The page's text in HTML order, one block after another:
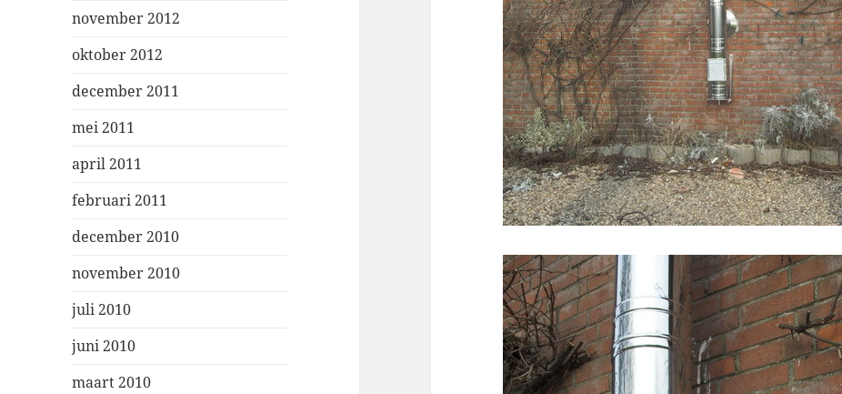
november 2012
oktober 2012
december 2011
mei 2011
april 2011
februari 2011
december 2010
november 2010
juli 2010
juni 2010
maart 2010